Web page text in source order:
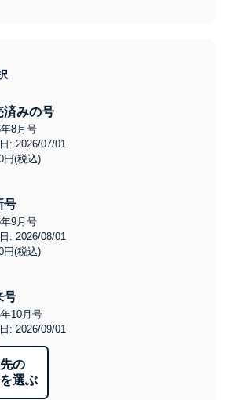
済みの号
8月号
: 2026/07/01
円(税込)
号
9月号
: 2026/08/01
円(税込)
号
10月号
: 2026/09/01
の
選ぶ